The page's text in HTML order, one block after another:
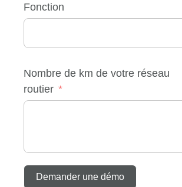
Fonction
Nombre de km de votre réseau
routier
Demander une démo